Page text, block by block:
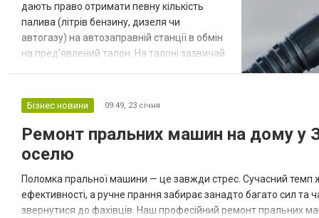
дають право отримати певну кількість
палива (літрів бензину, дизеля чи
автогазу) на автозаправній станції в обмін
на пред'явлений талон. На талоні зазвичай
https://scformula.ua/ талони на пальне
пропонує використовувати як зручний
спосіб розрахунку без готівки в
роздрібному продажу, корпоративному
обліку...
Бізнес новини 09:49, 23 січня
Ремонт пральних машин на дому у
оселю
Поломка пральної машини — це завжди стрес. Сучасний темп
ефективності, а ручне прання забирає занадто багато сил
звернутися до фахівців. Наш професійний ремонт пральних